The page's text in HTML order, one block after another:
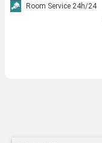
Room Service 24h/24